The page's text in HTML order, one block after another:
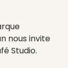
nous invite
Studio.